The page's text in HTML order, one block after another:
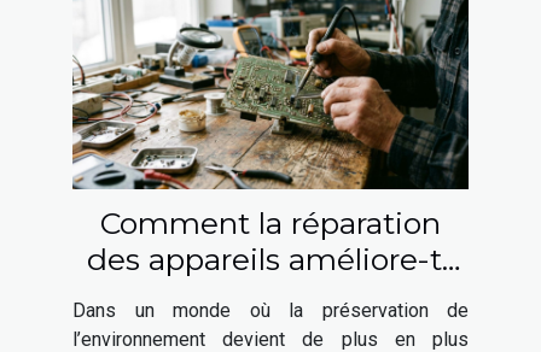
Comment la réparation
des appareils améliore-t-
elle notre impact
environnemental ?
Dans un monde où la préservation de
l’environnement devient de plus en plus